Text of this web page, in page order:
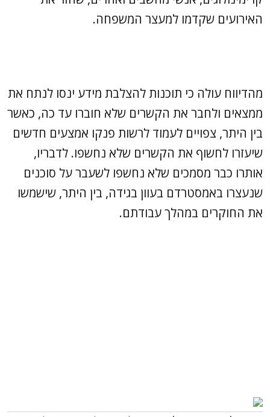
האירועים שקדמו למעצר המשפחה.
מהדיווח עולה כי תוכנות להצלבת מידע ינסו לנתח את
ממצאים ולחבר את הקשרים שלא חוברו עד כה, כאשר
בין היתר, צפויים לעמוד לרשות פנקו אמצעים חדשים
שיעזרו לחשוף את הקשרים שלא נחשפו. לדבריו,
אותרו כבר מסמכים שלא נחשפו לשעבר על סוכנים
שנעצרו באמסטרדם בעוון בגידה, בין היתר, שישמשו
את החוקרים במהלך עבודתם.